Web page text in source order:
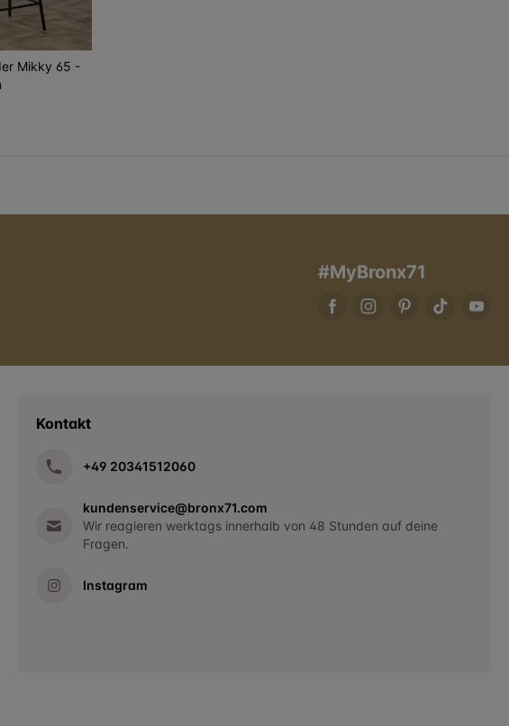
Mikky 65 -
#MyBronx71
Kontakt
+49 20341512060
kundenservice@bronx71.com
Wir reagieren werktags innerhalb von 48 Stunden auf deine
Fragen.
Instagram